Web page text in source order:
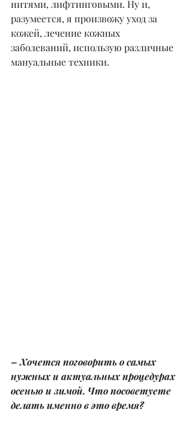
нитями, лифтинговыми. Ну и,
разумеется, я произвожу уход за
кожей, лечение кожных
заболеваний, использую различные
мануальные техники.
– Хочется поговорить о самых
нужных и актуальных процедурах
осенью и зимой. Что посоветуете
делать именно в это время?